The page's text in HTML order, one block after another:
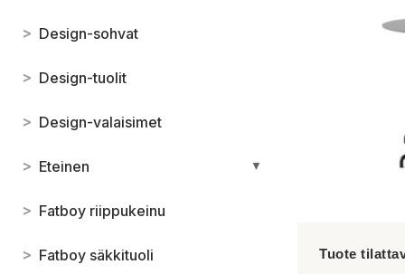
> Design-sohvat
> Design-tuolit
> Design-valaisimet
> Eteinen ▼
> Fatboy riippukeinu
> Fatboy säkkituoli